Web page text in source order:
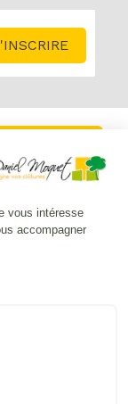
vous intéresse
accompagner